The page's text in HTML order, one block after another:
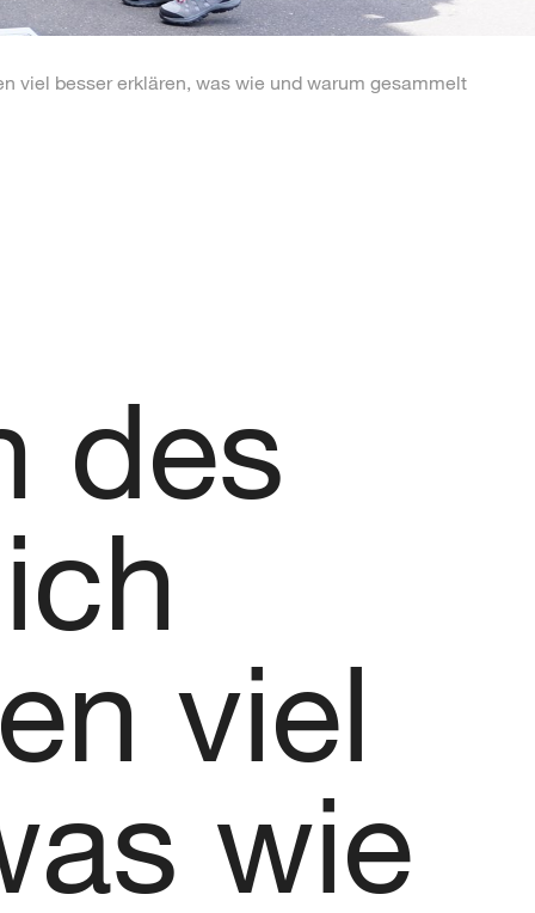
viel besser erklären, was wie und warum gesammelt
des
viel
wie